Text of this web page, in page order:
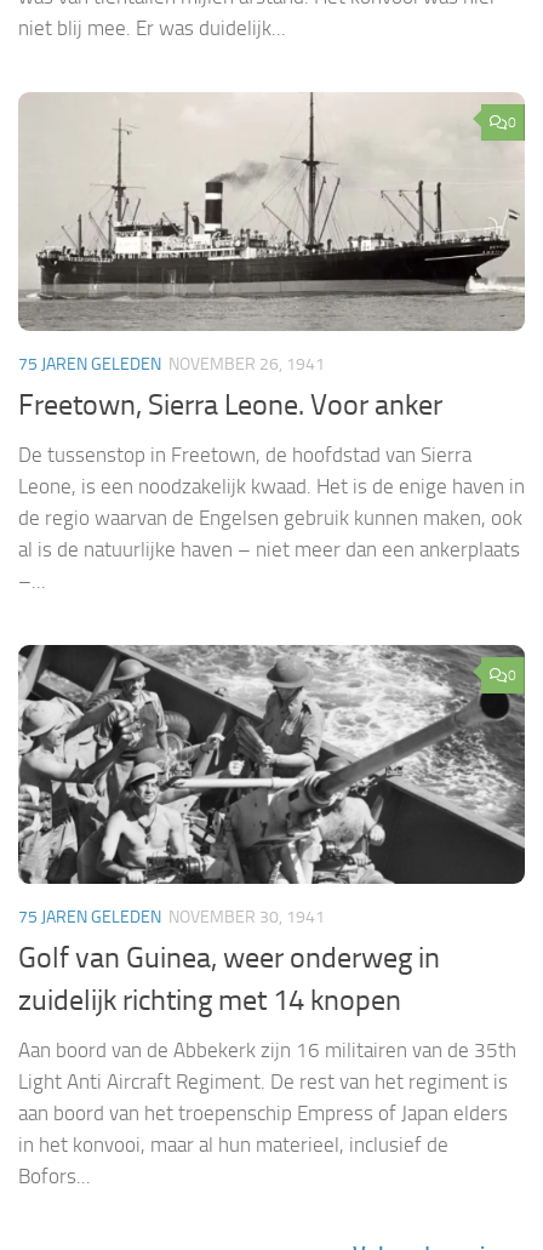
niet blij mee. Er was duidelijk...
0
75 JAREN GELEDEN NOVEMBER 26, 1941
Freetown, Sierra Leone. Voor anker
De tussenstop in Freetown, de hoofdstad van Sierra
Leone, is een noodzakelijk kwaad. Het is de enige haven in
de regio waarvan de Engelsen gebruik kunnen maken, ook
al is de natuurlijke haven – niet meer dan een ankerplaats
–...
0
75 JAREN GELEDEN NOVEMBER 30, 1941
Golf van Guinea, weer onderweg in
zuidelijk richting met 14 knopen
Aan boord van de Abbekerk zijn 16 militairen van de 35th
Light Anti Aircraft Regiment. De rest van het regiment is
aan boord van het troepenschip Empress of Japan elders
in het konvooi, maar al hun materieel, inclusief de
Bofors...